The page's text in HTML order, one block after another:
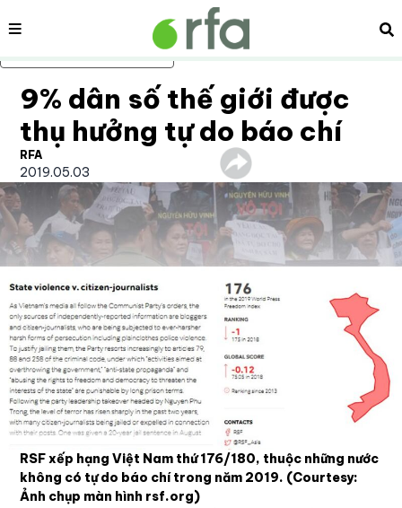
Bỏ qua nội dung chính
Nội dung
9% dân số thế giới được
thụ hưởng tự do báo chí
RFA
2019.05.03
RSF xếp hạng Việt Nam thứ 176/180, thuộc những nước
không có tự do báo chí trong năm 2019. (Courtesy:
Ảnh chụp màn hình rsf.org)